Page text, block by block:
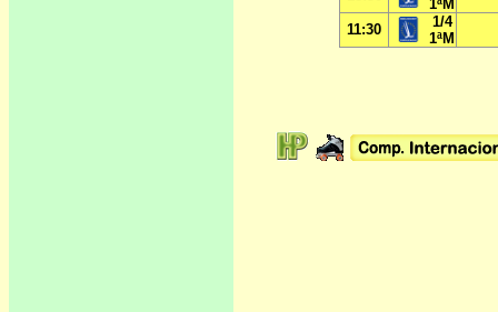
1ªM
11:30
1/4
1ªM